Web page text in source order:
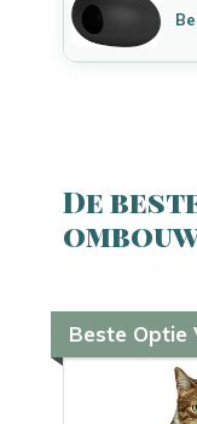
De
Beste Optie